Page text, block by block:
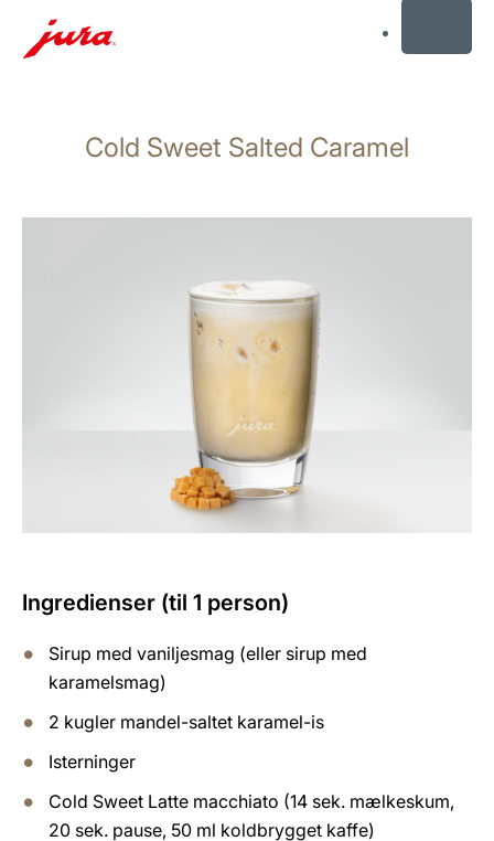
søgning
Cold Sweet Salted Caramel
Ingredienser (til 1 person)
Sirup med vaniljesmag (eller sirup med
karamelsmag)
2 kugler mandel-saltet karamel-is
Isterninger
Cold Sweet Latte macchiato (14 sek. mælkeskum,
20 sek. pause, 50 ml koldbrygget kaffe)